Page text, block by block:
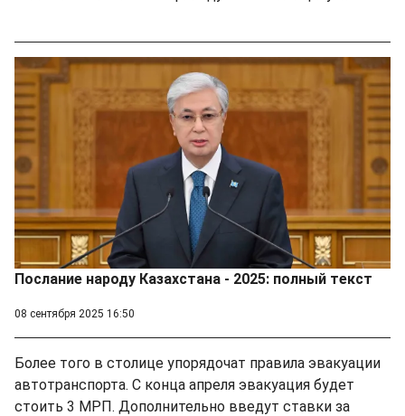
Послание народу Казахстана - 2025: полный текст
08 сентября 2025 16:50
Более того в столице упорядочат правила эвакуации
автотранспорта. С конца апреля эвакуация будет
стоить 3 МРП. Дополнительно введут ставки за